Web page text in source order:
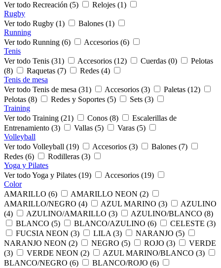
Ver todo Recreación (5)
Relojes (1)
Rugby
Ver todo Rugby (1)
Balones (1)
Running
Ver todo Running (6)
Accesorios (6)
Tenis
Ver todo Tenis (31)
Accesorios (12) Cuerdas (0)
Pelotas
(8)
Raquetas (7)
Redes (4)
Tenis de mesa
Ver todo Tenis de mesa (31)
Accesorios (3)
Paletas (12)
Pelotas (8)
Redes y Soportes (5)
Sets (3)
Training
Ver todo Training (21)
Conos (8)
Escalerillas de
Entrenamiento (3)
Vallas (5)
Varas (5)
Volleyball
Ver todo Volleyball (19)
Accesorios (3)
Balones (7)
Redes (6)
Rodilleras (3)
Yoga y Pilates
Ver todo Yoga y Pilates (19)
Accesorios (19)
Color
AMARILLO (6)
AMARILLO NEON (2)
AMARILLO/NEGRO (4)
AZUL MARINO (3)
AZULINO
(4)
AZULINO/AMARILLO (3)
AZULINO/BLANCO (8)
BLANCO (5)
BLANCO/AZULINO (6)
CELESTE (3)
FUCSIA NEON (3)
LILA (3)
NARANJO (5)
NARANJO NEON (2)
NEGRO (5) ROJO (3)
VERDE
(3)
VERDE NEON (2)
AZUL MARINO/BLANCO (3)
BLANCO/NEGRO (6)
BLANCO/ROJO (6)